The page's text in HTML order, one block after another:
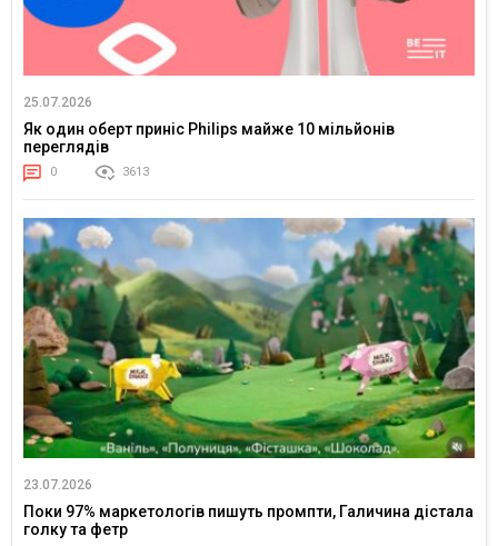
25.07.2026
Як один оберт приніс Philips майже 10 мільйонів
переглядів
0 3613
23.07.2026
Поки 97% маркетологів пишуть промпти, Галичина дістала
голку та фетр